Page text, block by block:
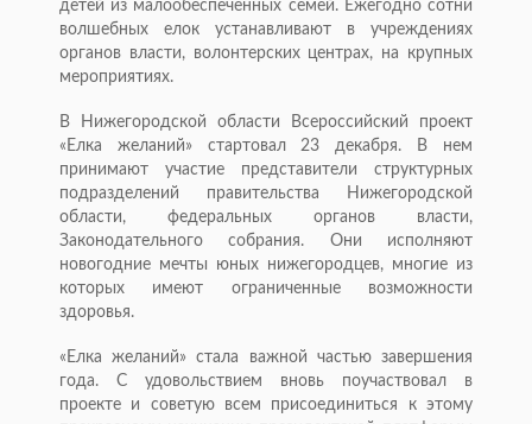
детей из малообеспеченных семей. Ежегодно сотни
волшебных елок устанавливают в учреждениях
органов власти, волонтерских центрах, на крупных
мероприятиях.
В Нижегородской области Всероссийский проект
«Елка желаний» стартовал 23 декабря. В нем
принимают участие представители структурных
подразделений правительства Нижегородской
области, федеральных органов власти,
Законодательного собрания. Они исполняют
новогодние мечты юных нижегородцев, многие из
которых имеют ограниченные возможности
здоровья.
«Елка желаний» стала важной частью завершения
года. С удовольствием вновь поучаствовал в
проекте и советую всем присоединиться к этому